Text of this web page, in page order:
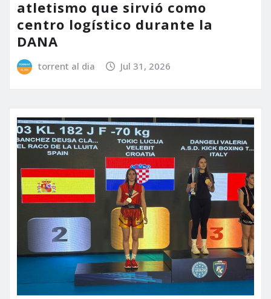
atletismo que sirvió como
centro logístico durante la
DANA
torrent al dia Jul 31, 2026